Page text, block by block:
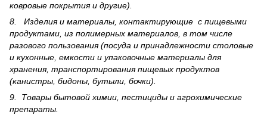
ковровые покрытия и другие).
8. Изделия и материалы, контактирующие с пищевыми
продуктами, из полимерных материалов, в том числе
разового пользования (посуда и принадлежности столовые
и кухонные, емкости и упаковочные материалы для
хранения, транспортирования пищевых продуктов
(канистры, бидоны, бутыли, бочки).
9. Товары бытовой химии, пестициды и агрохи­мические
препараты.